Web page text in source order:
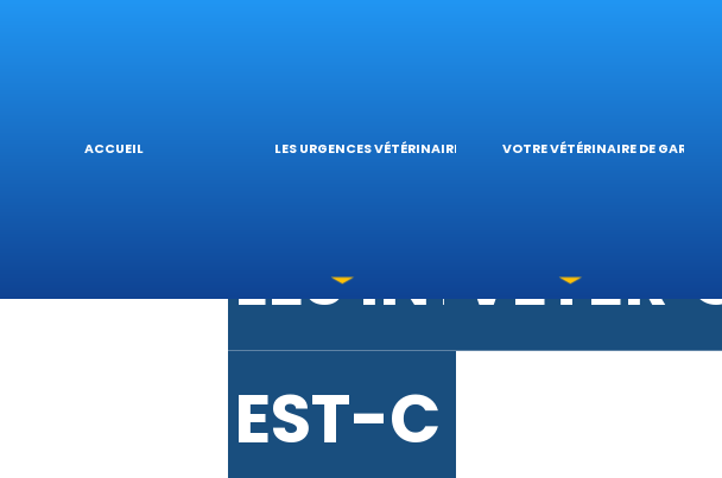
ACCUEIL LES URGENCES VÉTÉRINAIRES
URGENCES
LES
EST-CE UNE
VOTRE VÉTÉRINAIRE DE GARDE